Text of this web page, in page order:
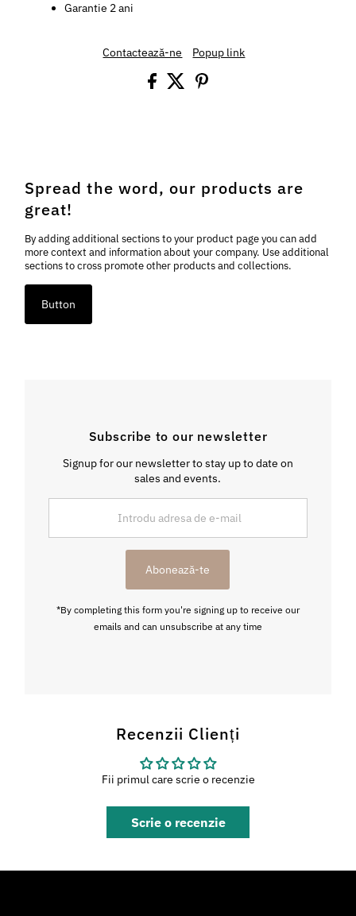
Garantie 2 ani
Contactează-ne Popup link
Spread the word, our products are
great!
By adding additional sections to your product page you can add
more context and information about your company. Use additional
sections to cross promote other products and collections.
Button
Subscribe to our newsletter
Signup for our newsletter to stay up to date on
sales and events.
de
Abonează-te
*By completing this form you're signing up to receive our
emails and can unsubscribe at any time
Recenzii Clienți
Fii primul care scrie o recenzie
Scrie o recenzie